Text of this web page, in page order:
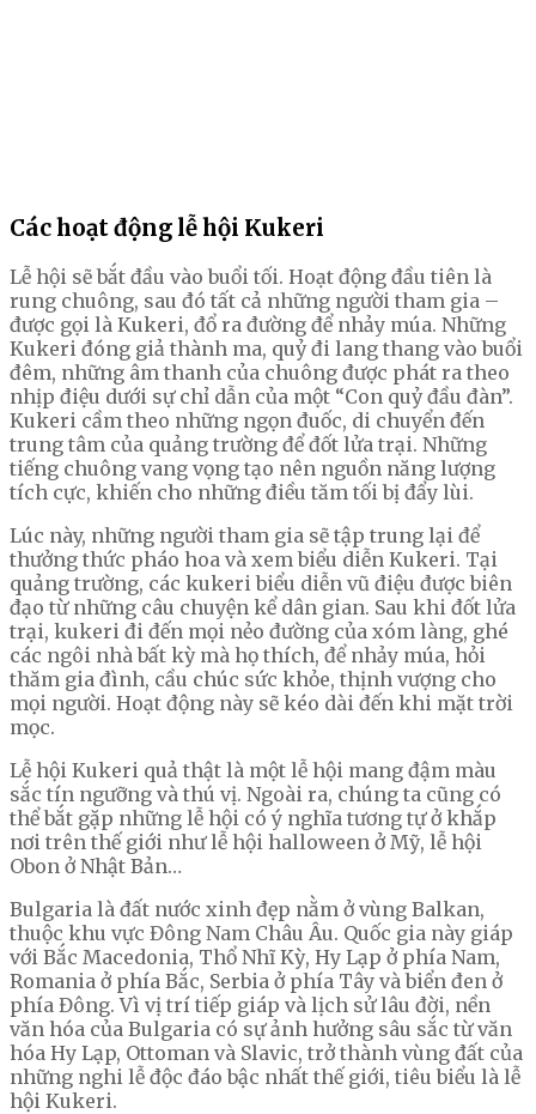
Các hoạt động lễ hội Kukeri
Lễ hội sẽ bắt đầu vào buổi tối. Hoạt động đầu tiên là
rung chuông, sau đó tất cả những người tham gia –
được gọi là Kukeri, đổ ra đường để nhảy múa. Những
Kukeri đóng giả thành ma, quỷ đi lang thang vào buổi
đêm, những âm thanh của chuông được phát ra theo
nhịp điệu dưới sự chỉ dẫn của một “Con quỷ đầu đàn”.
Kukeri cầm theo những ngọn đuốc, di chuyển đến
trung tâm của quảng trường để đốt lửa trại. Những
tiếng chuông vang vọng tạo nên nguồn năng lượng
tích cực, khiến cho những điều tăm tối bị đẩy lùi.
Lúc này, những người tham gia sẽ tập trung lại để
thưởng thức pháo hoa và xem biểu diễn Kukeri. Tại
quảng trường, các kukeri biểu diễn vũ điệu được biên
đạo từ những câu chuyện kể dân gian. Sau khi đốt lửa
trại, kukeri đi đến mọi nẻo đường của xóm làng, ghé
các ngôi nhà bất kỳ mà họ thích, để nhảy múa, hỏi
thăm gia đình, cầu chúc sức khỏe, thịnh vượng cho
mọi người. Hoạt động này sẽ kéo dài đến khi mặt trời
mọc.
Lễ hội Kukeri quả thật là một lễ hội mang đậm màu
sắc tín ngưỡng và thú vị. Ngoài ra, chúng ta cũng có
thể bắt gặp những lễ hội có ý nghĩa tương tự ở khắp
nơi trên thế giới như lễ hội halloween ở Mỹ, lễ hội
Obon ở Nhật Bản…
Bulgaria là đất nước xinh đẹp nằm ở vùng Balkan,
thuộc khu vực Đông Nam Châu Âu. Quốc gia này giáp
với Bắc Macedonia, Thổ Nhĩ Kỳ, Hy Lạp ở phía Nam,
Romania ở phía Bắc, Serbia ở phía Tây và biển đen ở
phía Đông. Vì vị trí tiếp giáp và lịch sử lâu đời, nền
văn hóa của Bulgaria có sự ảnh hưởng sâu sắc từ văn
hóa Hy Lạp, Ottoman và Slavic, trở thành vùng đất của
những nghi lễ độc đáo bậc nhất thế giới, tiêu biểu là lễ
hội Kukeri.